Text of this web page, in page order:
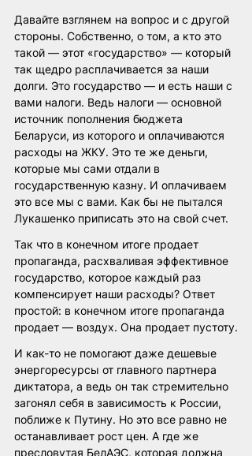
Давайте взглянем на вопрос и с другой
стороны. Собственно, о том, а кто это
такой — этот «государство» — который
так щедро расплачивается за наши
долги. Это государство — и есть наши с
вами налоги. Ведь налоги — основной
источник пополнения бюджета
Беларуси, из которого и оплачиваются
расходы на ЖКУ. Это те же деньги,
которые мы сами отдали в
государственную казну. И оплачиваем
это все мы с вами. Как бы не пытался
Лукашенко приписать это на свой счет.
Так что в конечном итоге продает
пропаганда, расхваливая эффективное
государство, которое каждый раз
компенсирует наши расходы? Ответ
простой: в конечном итоге пропаганда
продает — воздух. Она продает пустоту.
И как-то не помогают даже дешевые
энергоресурсы от главного партнера
диктатора, а ведь он так стремительно
загонял себя в зависимость к России,
поближе к Путину. Но это все равно не
останавливает рост цен. А где же
пресловутая БелАЭС, которая должна